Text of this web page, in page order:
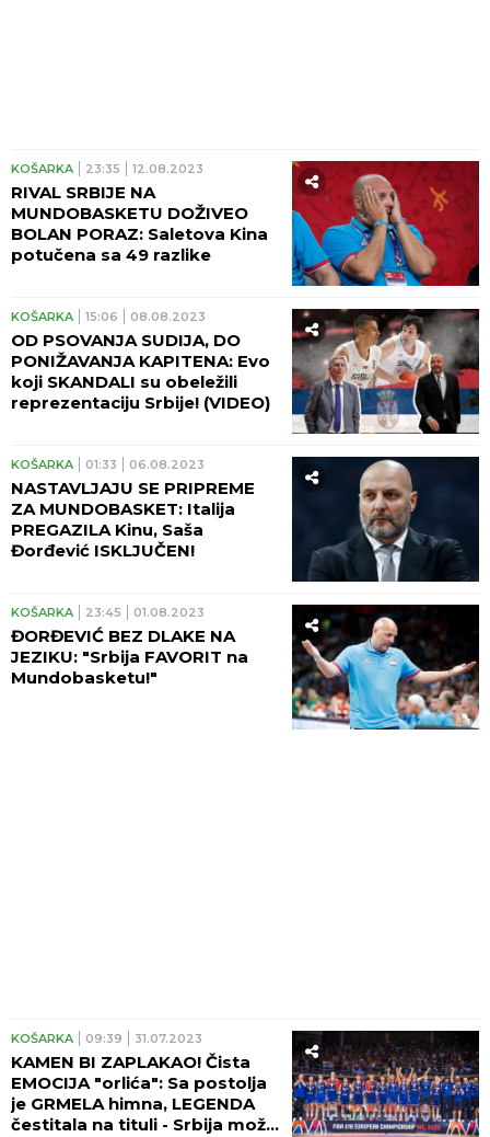
KOŠARKA 23:35 12.08.2023
RIVAL SRBIJE NA
MUNDOBASKETU DOŽIVEO
BOLAN PORAZ: Saletova Kina
potučena sa 49 razlike
KOŠARKA 15:06 08.08.2023
OD PSOVANJA SUDIJA, DO
PONIŽAVANJA KAPITENA: Evo
koji SKANDALI su obeležili
reprezentaciju Srbije! (VIDEO)
KOŠARKA 01:33 06.08.2023
NASTAVLJAJU SE PRIPREME
ZA MUNDOBASKET: Italija
PREGAZILA Kinu, Saša
Đorđević ISKLJUČEN!
KOŠARKA 23:45 01.08.2023
ĐORĐEVIĆ BEZ DLAKE NA
JEZIKU: "Srbija FAVORIT na
Mundobasketu!"
KOŠARKA 09:39 31.07.2023
KAMEN BI ZAPLAKAO! Čista
EMOCIJA "orlića": Sa postolja
je GRMELA himna, LEGENDA
čestitala na tituli - Srbija može